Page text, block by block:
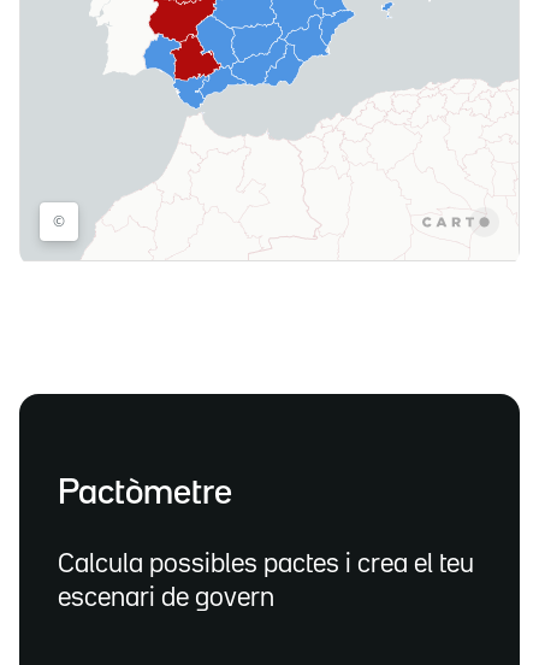
Pactòmetre
Calcula possibles pactes i crea el teu
escenari de govern